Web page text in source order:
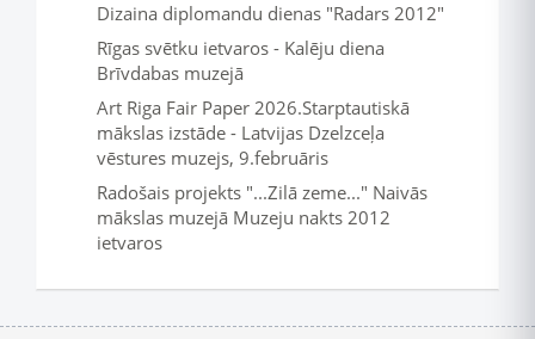
Dizaina diplomandu dienas "Radars 2012"
Rīgas svētku ietvaros - Kalēju diena
Brīvdabas muzejā
Art Riga Fair Paper 2026.Starptautiskā
mākslas izstāde - Latvijas Dzelzceļa
vēstures muzejs, 9.februāris
Radošais projekts "...Zilā zeme..." Naivās
mākslas muzejā Muzeju nakts 2012
ietvaros